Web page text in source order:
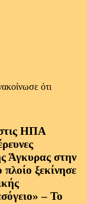
ότι
Άγκυρας στην
ξεκίνησε
– Το